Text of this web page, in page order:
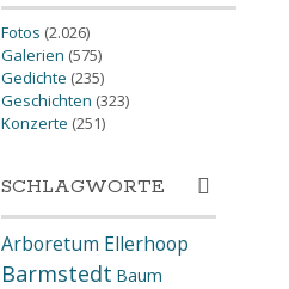
Fotos (2.026)
Galerien (575)
Gedichte (235)
Geschichten (323)
Konzerte (251)
SCHLAGWORTE
Arboretum Ellerhoop
Barmstedt Baum